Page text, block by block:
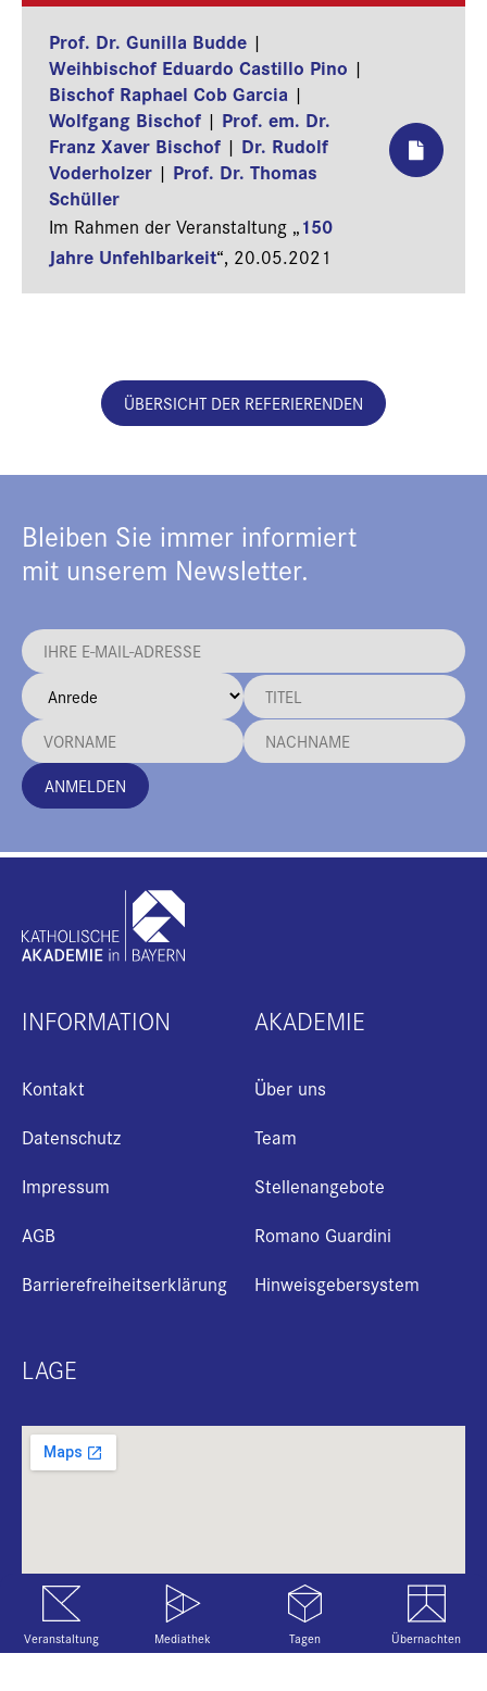
Prof. Dr. Gunilla Budde |
Weihbischof Eduardo Castillo Pino |
Bischof Raphael Cob Garcia |
Wolfgang Bischof | Prof. em. Dr.
Franz Xaver Bischof | Dr. Rudolf
Voderholzer | Prof. Dr. Thomas
Schüller
Im Rahmen der Veranstaltung „150
Jahre Unfehlbarkeit“, 20.05.2021
ÜBERSICHT DER REFERIERENDEN
Bleiben Sie immer informiert
mit unserem Newsletter.
ANMELDEN
INFORMATION
Kontakt
Datenschutz
Impressum
AGB
Barrierefreiheitserklärung
AKADEMIE
Über uns
Team
Stellenangebote
Romano Guardini
Hinweisgebersystem
LAGE
Veranstaltung Mediathek Tagen Übernachten